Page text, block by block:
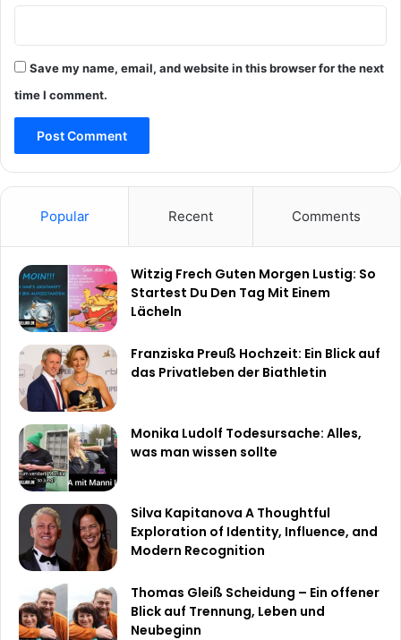
Save my name, email, and website in this browser for the next
time I comment.
Popular Recent Comments
Witzig Frech Guten Morgen Lustig: So
Startest Du Den Tag Mit Einem
Lächeln
Franziska Preuß Hochzeit: Ein Blick auf
das Privatleben der Biathletin
Monika Ludolf Todesursache: Alles,
was man wissen sollte
Silva Kapitanova A Thoughtful
Exploration of Identity, Influence, and
Modern Recognition
Thomas Gleiß Scheidung – Ein offener
Blick auf Trennung, Leben und
Neubeginn